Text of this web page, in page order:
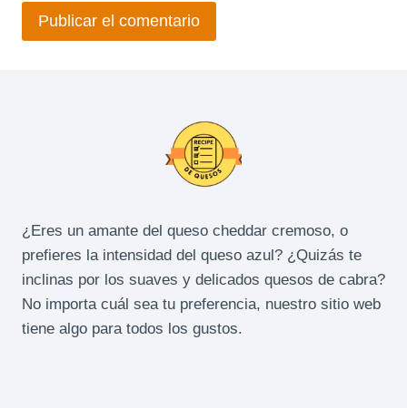
¿Eres un amante del queso cheddar cremoso, o
prefieres la intensidad del queso azul? ¿Quizás te
inclinas por los suaves y delicados quesos de cabra?
No importa cuál sea tu preferencia, nuestro sitio web
tiene algo para todos los gustos.